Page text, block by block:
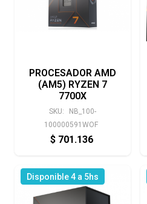
PROCESADOR AMD
(AM5) RYZEN 7
7700X
SKU:
NB_100-
100000591WOF
$ 701.136
Disponible 4 a 5hs